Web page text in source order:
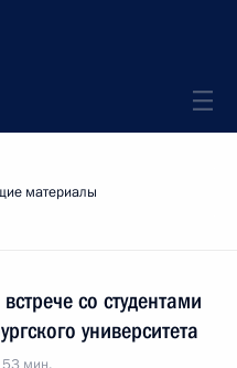
материалы
со студентами
университета